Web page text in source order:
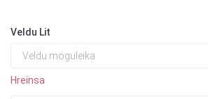
Veldu Lit
Hreinsa